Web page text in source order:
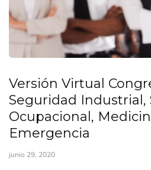
Versión Virtual
Seguridad Industrial,
Ocupacional,
Emergencia
junio 29, 2020